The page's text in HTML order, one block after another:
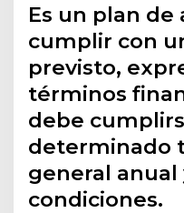
Es un plan de
cumplir con
previsto,
términos
debe
determinado
general anual
condiciones.